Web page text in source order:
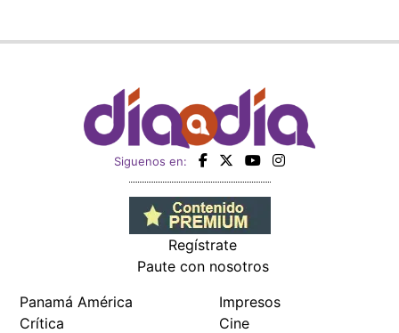
Siguenos en:
Regístrate
Paute con nosotros
Panamá América
Crítica
Impresos
Cine